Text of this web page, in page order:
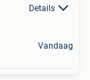
Details
Vandaag